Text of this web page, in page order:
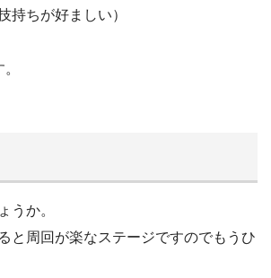
持ちが好ましい）
うか。
と周回が楽なステージですのでもうひ